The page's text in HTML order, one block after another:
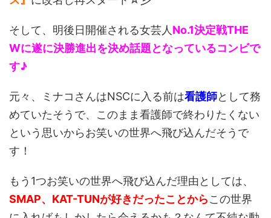
そして、明後日開催される女芸人 No.1決定戦THE
Wに遂に決勝進出を決め話題となっているコンビで
す♪
元々、ミナコさんはNSCに入る前は看護師として務
めていたそうで、このまま看護師で終わりたくない
という思いからお笑いの世界へ飛び込んだそうで
す！
もう1つお笑いの世界へ飛び込んだ理由としては、
SMAP、KAT-TUNが好きだったことからこの世界